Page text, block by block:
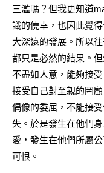
三濫嗎？但我更知道
識的僥幸，也因此覺
大深遠的發展。所以
都只是必然的結果。
不盡如人意，能夠接
接受自己對至親的罔
偶像的委屈，不能接
失。於是發生在他們
愛，發生在他們所屬
可恨。